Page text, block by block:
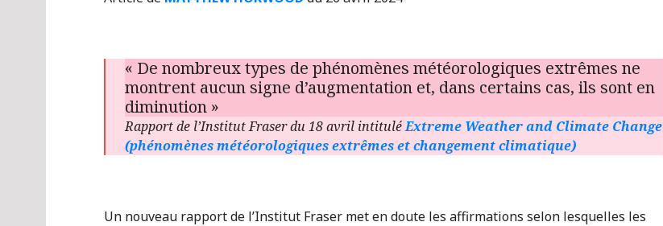
« De nombreux types de phénomènes météorologiques extrêmes ne
montrent aucun signe d’augmentation et, dans certains cas, ils sont en
diminution »
Rapport de l’Institut Fraser du 18 avril intituléExtreme Weather and Climate Change
(phénomènes météorologiques extrêmes et changement climatique)
Un nouveau rapport de l’Institut Fraser met en doute les affirmations selon lesquelles les